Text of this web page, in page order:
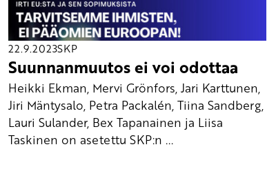
22.9.2023SKP
Suunnanmuutos ei voi odottaa
Heikki Ekman, Mervi Grönfors, Jari Karttunen,
Jiri Mäntysalo, Petra Packalén, Tiina Sandberg,
Lauri Sulander, Bex Tapanainen ja Liisa
Taskinen on asetettu SKP:n ...